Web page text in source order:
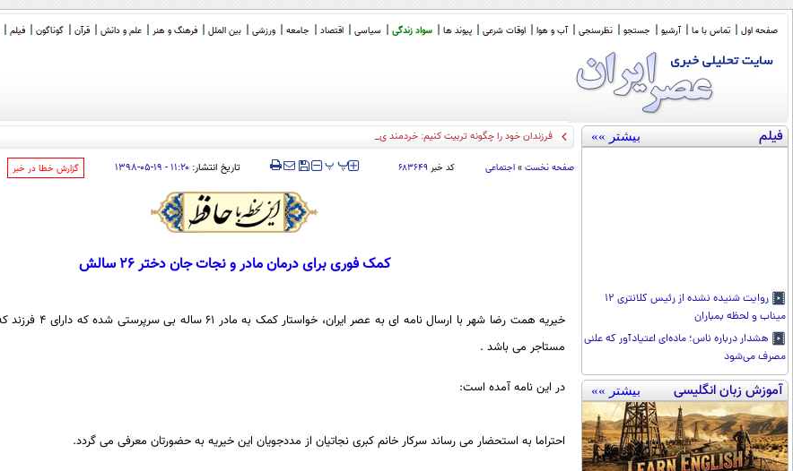
صفحه اول تماس با ما آرشیو جستجو نظرسنجی آب و هوا اوقات شرعی پیوند ها سواد زندگی سیاسی اقتصاد جامعه ورزشی بین الملل فرهنگ و هنر علم و دانش قرآن گوناگون فیلم
فیلم بیشتر »»
روایت شنیده نشده از رئیس کلانتری ۱۲
میناب و لحظه بمباران
هشدار درباره ناس؛ ماده‌ای اعتیادآور که علنی
مصرف می‌شود
آموزش زبان انگلیسی بیشتر »»
فرزندان خود را چگونه تربیت کنیم: خردمند یا باهوش؟
صفحه نخست » اجتماعی کد خبر۶۸۳۶۴۹ ‍‍‍ پ پ تاریخ انتشار: ۱۱:۲۰ - ۱۹-۰۵-۱۳۹۸ ‌گزارش خطا در خبر
کمک فوری برای درمان مادر و نجات جان دختر 26 سالش
مستاجر می باشد .
در این نامه آمده است:
احتراما به استحضار می رساند سرکار خانم کبری نجاتیان از مددجویان این خیریه به حضورتان معرفی می گردد.